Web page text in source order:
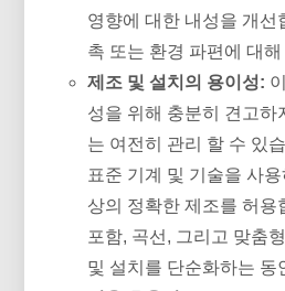
영향에 대한 내성을 개선
촉 또는 환경 파편에 대
제조 및 설치의 용이성:
성을 위해 충분히 견고하
는 여전히 관리 할 수 ​​있
표준 기계 및 기술을 사
상의 정확한 제조를 허용
포함, 곡선, 그리고 맞춤
및 설치를 단순화하는 동